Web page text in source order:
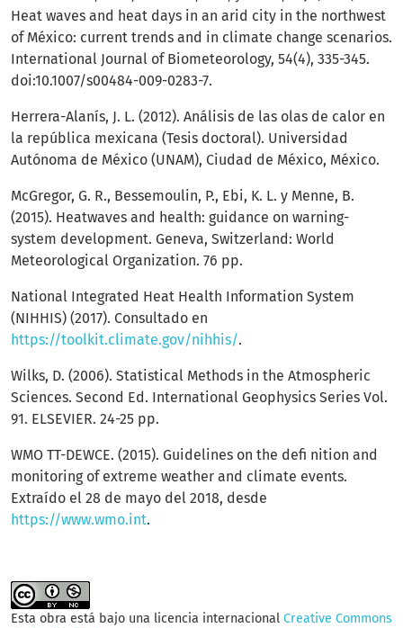
Heat waves and heat days in an arid city in the northwest
of México: current trends and in climate change scenarios.
International Journal of Biometeorology, 54(4), 335-345.
doi:10.1007/s00484-009-0283-7.
Herrera-Alanís, J. L. (2012). Análisis de las olas de calor en
la república mexicana (Tesis doctoral). Universidad
Autónoma de México (UNAM), Ciudad de México, México.
McGregor, G. R., Bessemoulin, P., Ebi, K. L. y Menne, B.
(2015). Heatwaves and health: guidance on warning-
system development. Geneva, Switzerland: World
Meteorological Organization. 76 pp.
National Integrated Heat Health Information System
(NIHHIS) (2017). Consultado en
https://toolkit.climate.gov/nihhis/.
Wilks, D. (2006). Statistical Methods in the Atmospheric
Sciences. Second Ed. International Geophysics Series Vol.
91. ELSEVIER. 24-25 pp.
WMO TT-DEWCE. (2015). Guidelines on the defi nition and
monitoring of extreme weather and climate events.
Extraído el 28 de mayo del 2018, desde
https://www.wmo.int.
Esta obra está bajo una licencia internacional Creative Commons